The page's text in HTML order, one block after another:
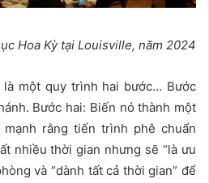
Hoa Kỳ tại Louisville, năm 2024
là một quy trình hai bước… Bước
Bước hai: Biến nó thành một
mạnh rằng tiến trình phê chuẩn
nhiều thời gian nhưng sẽ “là ưu
và “dành tất cả thời gian” để